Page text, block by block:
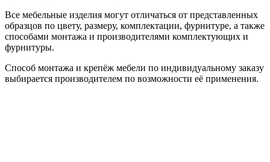
Все мебельные изделия могут отличаться от представленных
образцов по цвету, размеру, комплектации, фурнитуре, а также
способами монтажа и производителями комплектующих и
фурнитуры.
Способ монтажа и крепёж мебели по индивидуальному заказу
выбирается производителем по возможности её применения.